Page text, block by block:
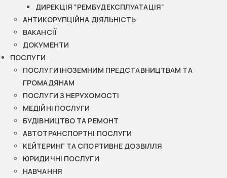
ДИРЕКЦІЯ “РЕМБУДЕКСПЛУАТАЦІЯ”
АНТИКОРУПЦІЙНА ДІЯЛЬНІСТЬ
ВАКАНСІЇ
ДОКУМЕНТИ
ПОСЛУГИ
ПОСЛУГИ ІНОЗЕМНИМ ПРЕДСТАВНИЦТВАМ ТА
ГРОМАДЯНАМ
ПОСЛУГИ З НЕРУХОМОСТІ
МЕДІЙНІ ПОСЛУГИ
БУДІВНИЦТВО ТА РЕМОНТ
АВТОТРАНСПОРТНІ ПОСЛУГИ
КЕЙТЕРИНГ ТА СПОРТИВНЕ ДОЗВІЛЛЯ
ЮРИДИЧНІ ПОСЛУГИ
НАВЧАННЯ